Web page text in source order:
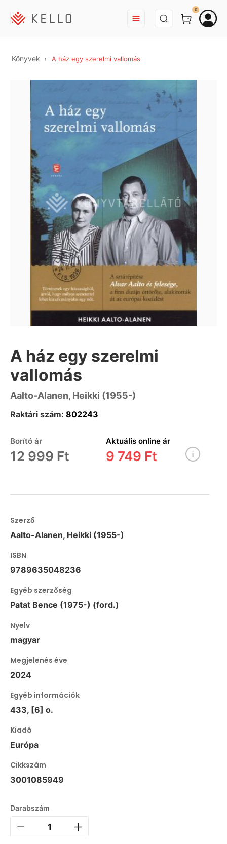
BEJELENTKEZÉS
0
Könyvek A ház egy szerelmi vallomás
A ház egy szerelmi
vallomás
Aalto-Alanen, Heikki (1955-)
Raktári szám: 802243
Borító ár
12 999 Ft
Aktuális online ár
9 749 Ft
Szerző
Aalto-Alanen, Heikki (1955-)
ISBN
9789635048236
Egyéb szerzőség
Patat Bence (1975-) (ford.)
Nyelv
magyar
Megjelenés éve
2024
Egyéb információk
433, [6] o.
Kiadó
Európa
Cikkszám
3001085949
Darabszám